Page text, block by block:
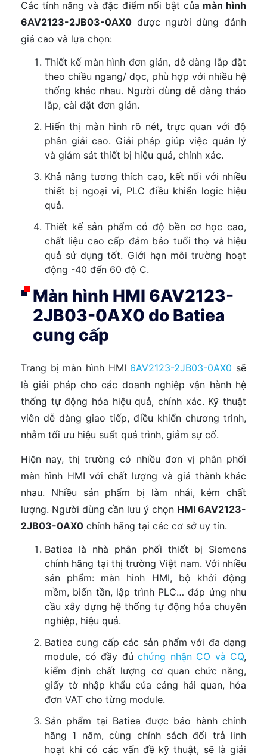
Các tính năng và đặc điểm nổi bật của màn hình
6AV2123-2JB03-0AX0 được người dùng đánh
giá cao và lựa chọn:
Thiết kế màn hình đơn giản, dễ dàng lắp đặt
theo chiều ngang/ dọc, phù hợp với nhiều hệ
thống khác nhau. Người dùng dễ dàng tháo
lắp, cài đặt đơn giản.
Hiển thị màn hình rõ nét, trực quan với độ
phân giải cao. Giải pháp giúp việc quản lý
và giám sát thiết bị hiệu quả, chính xác.
Khả năng tương thích cao, kết nối với nhiều
thiết bị ngoại vi, PLC điều khiển logic hiệu
quả.
Thiết kế sản phẩm có độ bền cơ học cao,
chất liệu cao cấp đảm bảo tuổi thọ và hiệu
quả sử dụng tốt. Giới hạn môi trường hoạt
động -40 đến 60 độ C.
Màn hình HMI 6AV2123-
2JB03-0AX0 do Batiea
cung cấp
Trang bị màn hình HMI 6AV2123-2JB03-0AX0 sẽ
là giải pháp cho các doanh nghiệp vận hành hệ
thống tự động hóa hiệu quả, chính xác. Kỹ thuật
viên dễ dàng giao tiếp, điều khiển chương trình,
nhằm tối ưu hiệu suất quá trình, giảm sự cố.
Hiện nay, thị trường có nhiều đơn vị phân phối
màn hình HMI với chất lượng và giá thành khác
nhau. Nhiều sản phẩm bị làm nhái, kém chất
lượng. Người dùng cần lưu ý chọn HMI 6AV2123-
2JB03-0AX0 chính hãng tại các cơ sở uy tín.
Batiea là nhà phân phối thiết bị Siemens
chính hãng tại thị trường Việt nam. Với nhiều
sản phẩm: màn hình HMI, bộ khởi động
mềm, biến tần, lập trình PLC… đáp ứng nhu
cầu xây dựng hệ thống tự động hóa chuyên
nghiệp, hiệu quả.
Batiea cung cấp các sản phẩm với đa dạng
module, có đầy đủ chứng nhận CO và CQ,
kiểm định chất lượng cơ quan chức năng,
giấy tờ nhập khẩu của cảng hải quan, hóa
đơn VAT cho từng module.
Sản phẩm tại Batiea được bảo hành chính
hãng 1 năm, cùng chính sách đổi trả linh
hoạt khi có các vấn đề kỹ thuật, sẽ là giải